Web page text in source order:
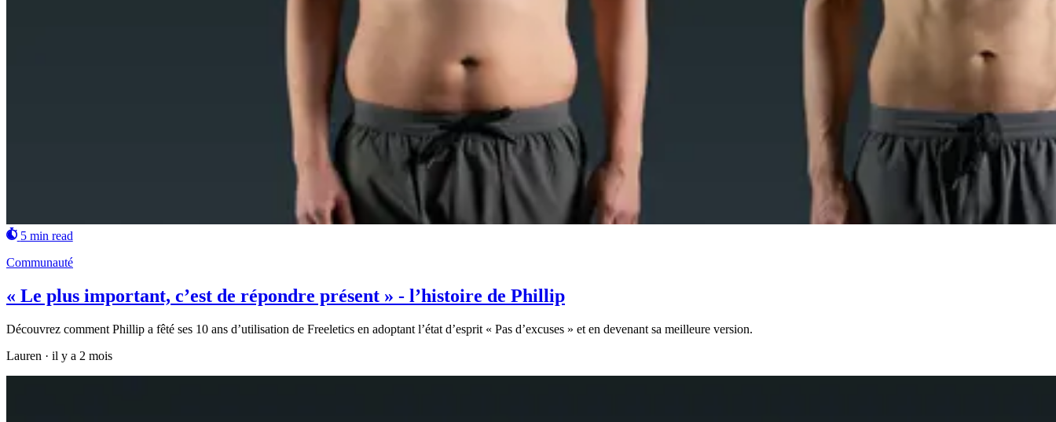
5 min read
Communauté
« Le plus important, c’est de répondre présent » - l’histoire de Phillip
Découvrez comment Phillip a fêté ses 10 ans d’utilisation de Freeletics en adoptant l’état d’esprit « Pas d’excuses » et en devenant sa meilleure version.
Lauren · il y a 2 mois